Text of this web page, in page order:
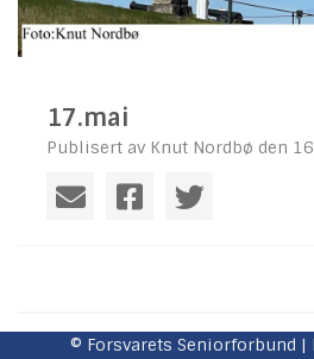
17.mai
Publisert av Knut Nordbø den
Vi minnes 22. juli 2011
© Forsvarets Seniorforbund |